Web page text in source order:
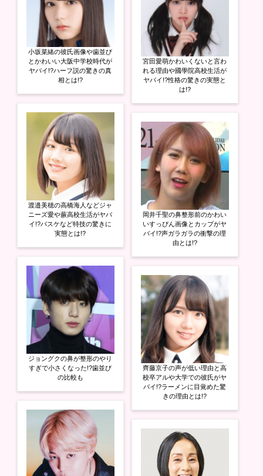
小坂菜緒の彼氏画像や歯並び
とかわいい大阪中学校時代が
ヤバイ!?ハーフ説の驚きの真
相とは!?
渡邉美穂の高橋海人などジャ
ニーズ愛や蕨高校生活がヤバ
イ!?バスケなど特技の驚きに
実態とは!?
ジョングクの鼻が整形のやり
すぎで小さくなった!?歯並び
の比較も
宮田愛萌かわいくないと言わ
れる理由や國學院高校生活が
ヤバイ!?性格の驚きの実態と
は!?
岡井千聖の鼻整形前のかわい
いすっぴん画像とカップがヤ
バイ!?声ガラガラの衝撃の理
由とは!?
齊藤京子の声が低い理由と高
校卒アルや大学での彼氏がヤ
バイ!?ラーメンに目覚めた驚
きの理由とは!?